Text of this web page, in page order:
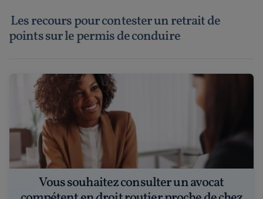
Les recours pour contester un retrait de
points sur le permis de conduire
Vous souhaitez consulter un avocat